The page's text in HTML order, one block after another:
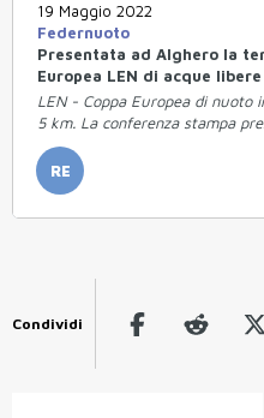
19 Maggio 2022
Federnuoto
Presentata ad Alghero la
Europea LEN di acque libere
LEN - Coppa Europea di nuoto
5 km. La conferenza stampa
RE
Condividi